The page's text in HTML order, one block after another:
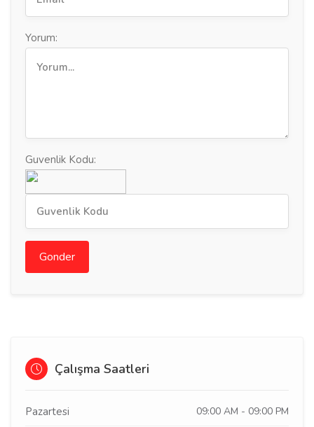
Yorum:
Guvenlik Kodu:
Gonder
Çalışma Saatleri
Pazartesi 09:00 AM - 09:00 PM